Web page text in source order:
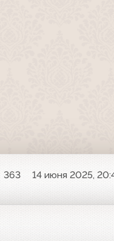
363
14 июня 2025,